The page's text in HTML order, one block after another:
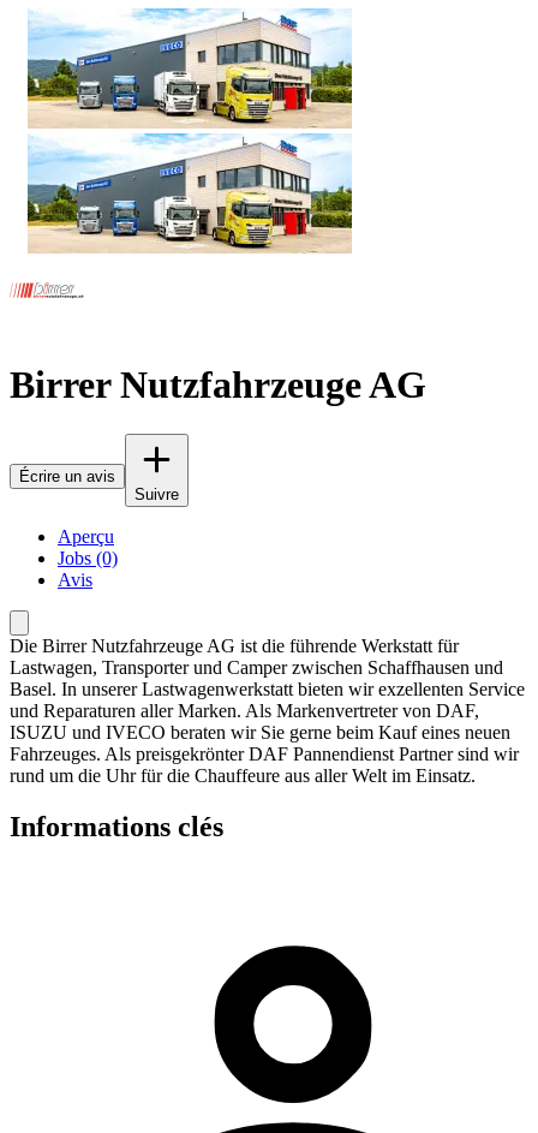
Birrer Nutzfahrzeuge AG
Écrire un avis
Suivre
Aperçu
Jobs (0)
Avis
Die Birrer Nutzfahrzeuge AG ist die führende Werkstatt für
Lastwagen, Transporter und Camper zwischen Schaffhausen und
Basel. In unserer Lastwagenwerkstatt bieten wir exzellenten Service
und Reparaturen aller Marken. Als Markenvertreter von DAF,
ISUZU und IVECO beraten wir Sie gerne beim Kauf eines neuen
Fahrzeuges. Als preisgekrönter DAF Pannendienst Partner sind wir
rund um die Uhr für die Chauffeure aus aller Welt im Einsatz.
Informations clés